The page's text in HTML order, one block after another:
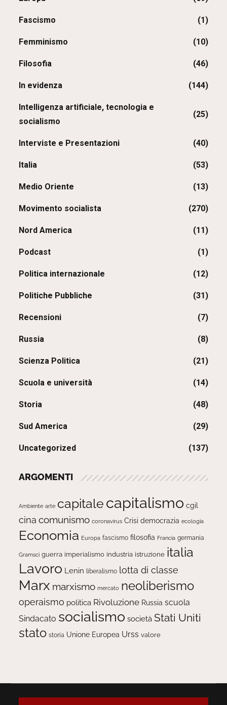
Fascismo (1)
Femminismo (10)
Filosofia (46)
In evidenza (144)
Intelligenza artificiale, tecnologia e
socialismo
(25)
Interviste e Presentazioni (40)
Italia (53)
Medio Oriente (13)
Movimento socialista (270)
Nord America (11)
Podcast (1)
Politica internazionale (12)
Politiche Pubbliche (31)
Recensioni (7)
Russia (8)
Scienza Politica (21)
Scuola e università (14)
Storia (48)
Sud America (29)
Uncategorized (137)
ARGOMENTI
Ambiente arte capitale capitalismo cgil
cina comunismo coronavirus Crisi democrazia ecologia
Economia Europa fascismo filosofia Francia germania
Gramsci guerra imperialismo industria istruzione italia
Lavoro Lenin liberalismo lotta di classe
Marx marxismo mercato neoliberismo
operaismo politica Rivoluzione Russia scuola
Sindacato socialismo società Stati Uniti
stato storia Unione Europea Urss valore